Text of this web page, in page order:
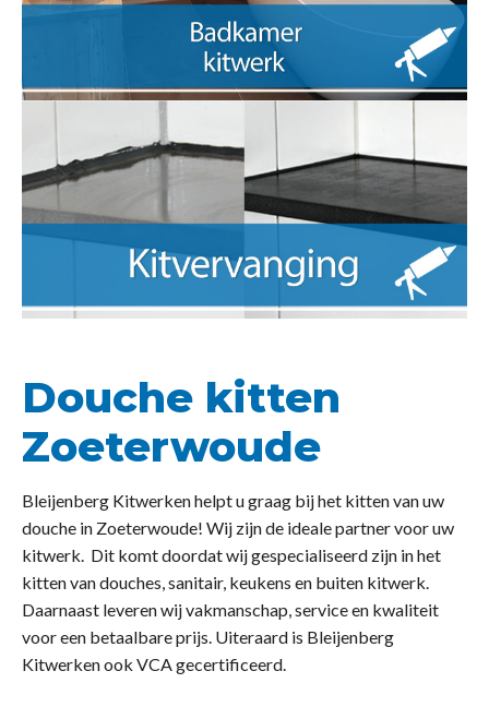
Douche kitten
Zoeterwoude
Bleijenberg Kitwerken helpt u graag bij het kitten van uw
douche in Zoeterwoude! Wij zijn de ideale partner voor uw
kitwerk. Dit komt doordat wij gespecialiseerd zijn in het
kitten van douches, sanitair, keukens en buiten kitwerk.
Daarnaast leveren wij vakmanschap, service en kwaliteit
voor een betaalbare prijs. Uiteraard is Bleijenberg
Kitwerken ook VCA gecertificeerd.